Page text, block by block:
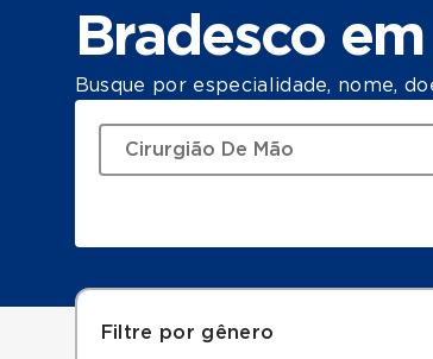
Bradesco em
Busque por especialidade, nome,
Filtre por gênero